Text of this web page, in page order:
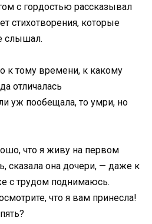
с гордостью рассказывал
стихотворения, которые
слышал.
к тому времени, к какому
отличалась
уж пообещала, то умри, но
что я живу на первом
сказала она дочери, — даже к
с трудом поднимаюсь.
что я вам принесла!